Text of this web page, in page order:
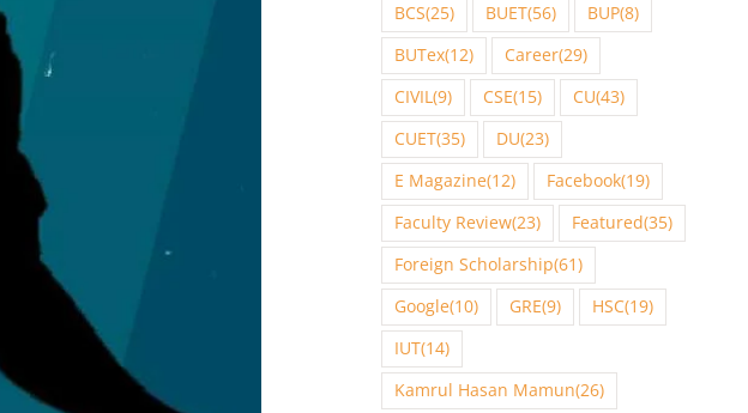
BCS(25) BUET(56) BUP(8)
BUTex(12) Career(29)
CIVIL(9) CSE(15) CU(43)
CUET(35) DU(23)
E Magazine(12) Facebook(19)
Faculty Review(23) Featured(35)
Foreign Scholarship(61)
Google(10) GRE(9) HSC(19)
IUT(14)
Kamrul Hasan Mamun(26)